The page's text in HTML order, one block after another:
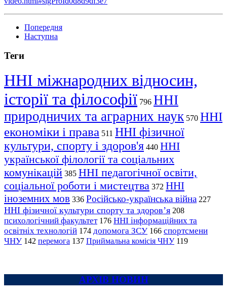
Попередня
Наступна
Теги
ННІ міжнародних відносин,
історії та філософії 796 ННІ
природничих та аграрних наук 570 ННІ
економіки і права 511 ННІ фізичної
культури, спорту і здоров'я 440 ННІ
української філології та соціальних
комунікацій 385 ННІ педагогічної освіти,
соціальної роботи і мистецтва 372 ННІ
іноземних мов 336 Російсько-українська війна 227
ННІ фізичної культури спорту та здоров’я 208
психологічний факультет 176 ННІ інформаційних та
освітніх технологій 174 допомога ЗСУ 166 спортсмени
ЧНУ 142 перемога 137 Приймальна комісія ЧНУ 119
АРХІВ НОВИН